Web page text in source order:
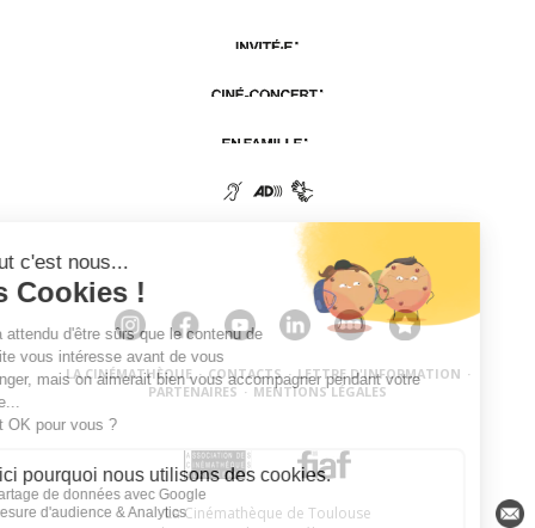
LA CINÉMATHÈQUE · CONTACTS · LETTRE D'INFORMATION ·
PARTENAIRES · MENTIONS LÉGALES
La Cinémathèque de Toulouse